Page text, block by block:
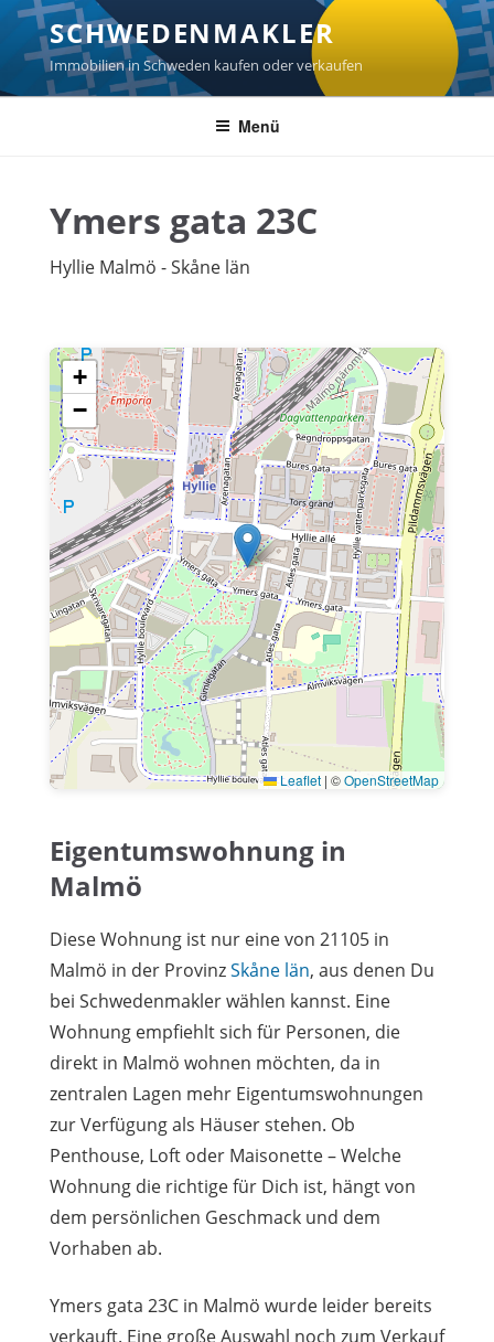
Zum
Inhalt
springen
SCHWEDENMAKLER
Immobilien in Schweden kaufen oder verkaufen
Menü
Ymers gata 23C
Hyllie Malmö - Skåne län
+
−
Leaflet | ©OpenStreetMap
Eigentumswohnung in
Malmö
Diese Wohnung ist nur eine von 21105 in
Malmö in der ProvinzSkåne län, aus denen Du
bei Schwedenmakler wählen kannst. Eine
Wohnung empfiehlt sich für Personen, die
direkt in Malmö wohnen möchten, da in
zentralen Lagen mehr Eigentumswohnungen
zur Verfügung als Häuser stehen. Ob
Penthouse, Loft oder Maisonette – Welche
Wohnung die richtige für Dich ist, hängt von
dem persönlichen Geschmack und dem
Vorhaben ab.
Ymers gata 23C in Malmö wurde leider bereits
verkauft. Eine große Auswahl noch zum Verkauf